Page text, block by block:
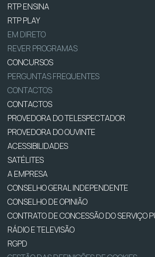
RTP ENSINA
RTP PLAY
EM DIRETO
REVER PROGRAMAS
CONCURSOS
PERGUNTAS FREQUENTES
CONTACTOS
CONTACTOS
PROVEDORA DO TELESPECTADOR
PROVEDORA DO OUVINTE
ACESSIBILIDADES
SATÉLITES
A EMPRESA
CONSELHO GERAL INDEPENDENTE
CONSELHO DE OPINIÃO
CONTRATO DE CONCESSÃO DO SERVIÇO
RÁDIO E TELEVISÃO
RGPD